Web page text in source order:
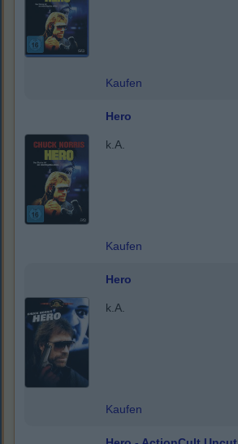
Kaufen
Hero
k.A.
Kaufen
Hero
k.A.
Kaufen